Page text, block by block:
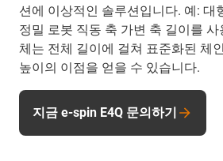
션에 이상적인 솔루션입니다. 예: 대
정밀 로봇 직동 축 가변 축 길이를
체는 전체 길이에 걸쳐 표준화된 체
높이의 이점을 얻을 수 있습니다.
지금 e-spin E4Q 문의하기